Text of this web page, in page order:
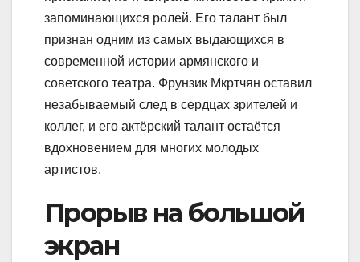
запоминающихся ролей. Его талант был
признан одним из самых выдающихся в
современной истории армянского и
советского театра. Фрунзик Мкртчян оставил
незабываемый след в сердцах зрителей и
коллег, и его актёрский талант остаётся
вдохновением для многих молодых
артистов.
Прорыв на большой
экран